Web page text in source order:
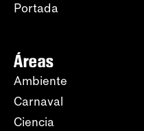
Portada
Áreas
Ambiente
Carnaval
Ciencia